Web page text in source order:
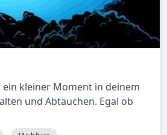
ein kleiner Moment in deinem
und Abtauchen. Egal ob